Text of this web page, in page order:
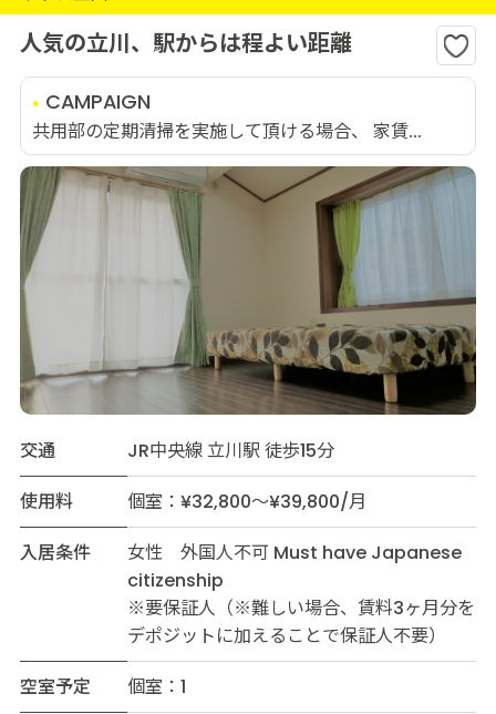
人気の立川、駅からは程よい距離
CAMPAIGN
共用部の定期清掃を実施して頂ける場合、 家賃...
交通
JR中央線 立川駅 徒歩15分
使用料
個室：¥32,800～¥39,800/月
入居条件
女性 外国人不可 Must have Japanese
citizenship
※要保証人（※難しい場合、賃料3ヶ月分を
デポジットに加えることで保証人不要）
空室予定
個室：1